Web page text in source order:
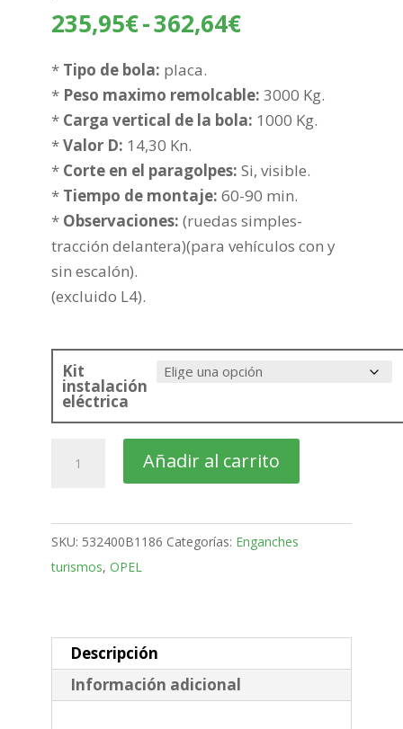
235,95€-362,64€Rango
desde
235,95€
362,64€
* Tipo de bola: placa.
* Peso maximo remolcable: 3000 Kg.
* Carga vertical de la bola: 1000 Kg.
*Valor D: 14,30 Kn.
* Corte en el paragolpes: Si, visible.
* Tiempo de montaje: 60-90 min.
* Observaciones: (ruedas simples-
tracción delantera)(para vehículos con y
sin escalón).
(excluido L4).
Kit
instalación
eléctrica
Movano
Bola
placa
de
cantidad
Añadir al carrito
SKU: 532400B1186 Categorías: Enganches
turismos, OPEL
Descripción
Información adicional